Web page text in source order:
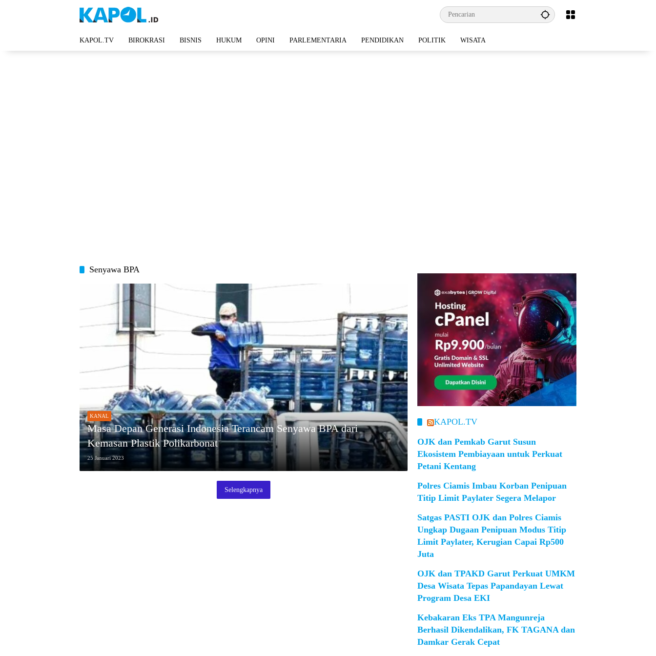
KAPOL.TV BIROKRASI BISNIS HUKUM OPINI PARLEMENTARIA PENDIDIKAN POLITIK WISATA
Senyawa BPA
KANAL
Masa Depan Generasi Indonesia Terancam Senyawa BPA dari
Kemasan Plastik Polikarbonat
25 Januari 2023
Selengkapnya
KAPOL.TV
OJK dan Pemkab Garut Susun
Ekosistem Pembiayaan untuk Perkuat
Petani Kentang
Polres Ciamis Imbau Korban Penipuan
Titip Limit Paylater Segera Melapor
Satgas PASTI OJK dan Polres Ciamis
Ungkap Dugaan Penipuan Modus Titip
Limit Paylater, Kerugian Capai Rp500
Juta
OJK dan TPAKD Garut Perkuat UMKM
Desa Wisata Tepas Papandayan Lewat
Program Desa EKI
Kebakaran Eks TPA Mangunreja
Berhasil Dikendalikan, FK TAGANA dan
Damkar Gerak Cepat